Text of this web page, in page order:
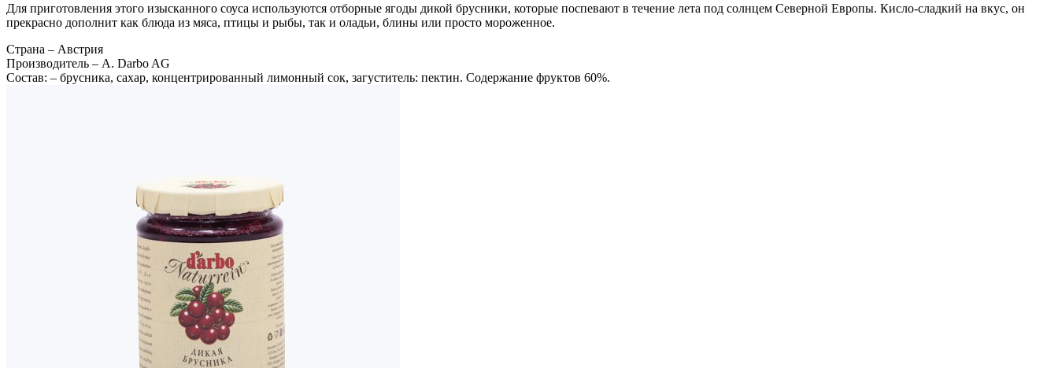
Для приготовления этого изысканного соуса используются отборные ягоды дикой брусники, которые поспевают в течение лета под солнцем Северной Европы. Кисло-сладкий на вкус, он
прекрасно дополнит как блюда из мяса, птицы и рыбы, так и оладьи, блины или просто мороженное.
Страна – Австрия
Производитель – A. Darbo AG
Состав: – брусника, сахар, концентрированный лимонный сок, загуститель: пектин. Содержание фруктов 60%.